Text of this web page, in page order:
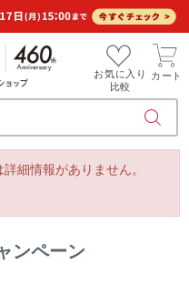
お気に入り
比較
カート
細情報がありません。
ンペーン